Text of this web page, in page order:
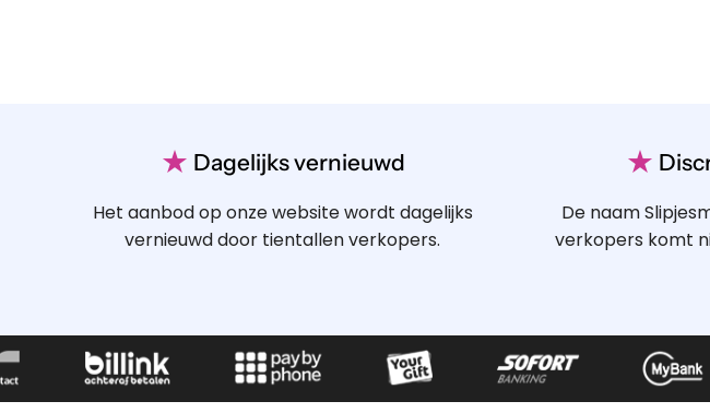
★ Dagelijks vernieuwd
Het aanbod op onze website wordt dagelijks
vernieuwd door tientallen verkopers.
★
De naam
verkopers komt